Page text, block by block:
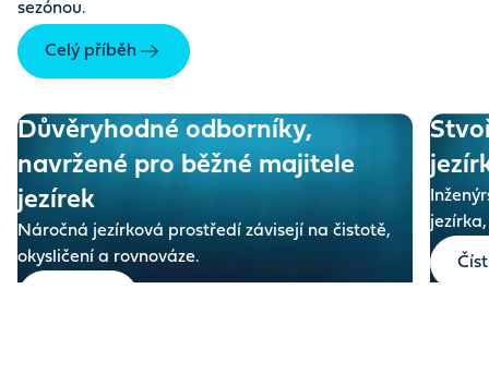
sezónou.
Celý příběh
Důvěryhodné odborníky,
navržené pro běžné majitele
jezírek
Náročná jezírková prostředí závisejí na čistotě,
okysličení a rovnováze.